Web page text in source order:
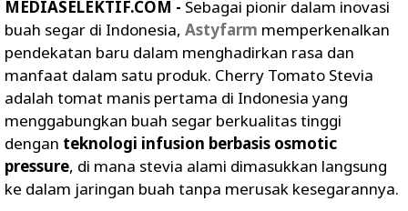
MEDIASELEKTIF.COM - Sebagai pionir dalam inovasi
buah segar di Indonesia, Astyfarm memperkenalkan
pendekatan baru dalam menghadirkan rasa dan
manfaat dalam satu produk. Cherry Tomato Stevia
adalah tomat manis pertama di Indonesia yang
menggabungkan buah segar berkualitas tinggi
dengan teknologi infusion berbasis osmotic
pressure, di mana stevia alami dimasukkan langsung
ke dalam jaringan buah tanpa merusak kesegarannya.